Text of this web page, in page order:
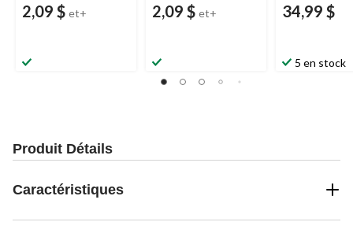
2,09 $ et+ 2,09 $ et+ 34,99 $
5 en stock
Produit Détails
Caractéristiques